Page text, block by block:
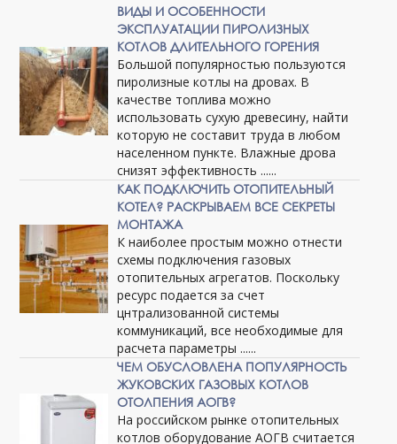
ВИДЫ И ОСОБЕННОСТИ
ЭКСПЛУАТАЦИИ ПИРОЛИЗНЫХ
КОТЛОВ ДЛИТЕЛЬНОГО ГОРЕНИЯ
Большой популярностью пользуются
пиролизные котлы на дровах. В
качестве топлива можно
использовать сухую древесину, найти
которую не составит труда в любом
населенном пункте. Влажные дрова
снизят эффективность ......
КАК ПОДКЛЮЧИТЬ ОТОПИТЕЛЬНЫЙ
КОТЕЛ? РАСКРЫВАЕМ ВСЕ СЕКРЕТЫ
МОНТАЖА
К наиболее простым можно отнести
схемы подключения газовых
отопительных агрегатов. Поскольку
ресурс подается за счет
цнтрализованной системы
коммуникаций, все необходимые для
расчета параметры ......
ЧЕМ ОБУСЛОВЛЕНА ПОПУЛЯРНОСТЬ
ЖУКОВСКИХ ГАЗОВЫХ КОТЛОВ
ОТОЛПЕНИЯ АОГВ?
На российском рынке отопительных
котлов оборудование АОГВ считается